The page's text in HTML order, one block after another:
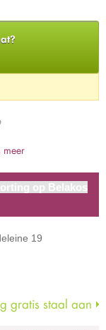
meer
op Belakos
19
gratis staal aan